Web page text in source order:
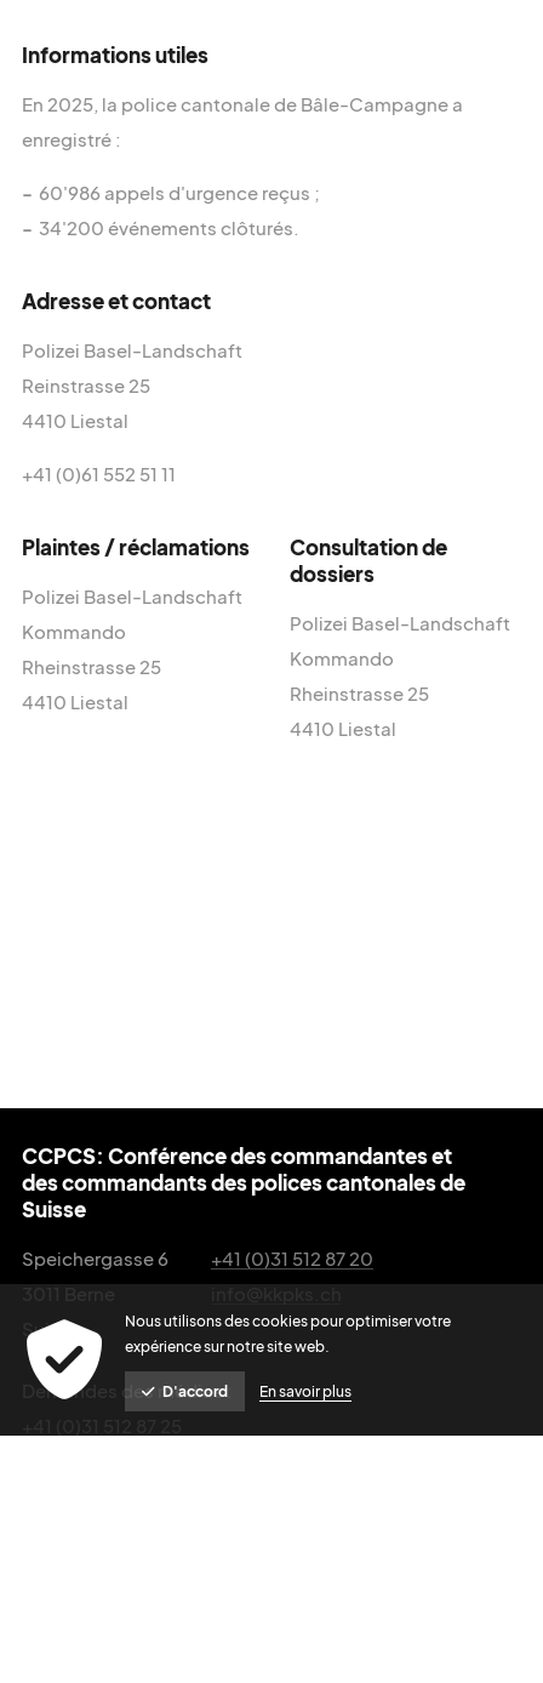
media@kkpks.ch
Informations utiles
En 2025, la police cantonale de Bâle-Campagne a
enregistré :
60'986 appels d'urgence reçus ;
34'200 événements clôturés.
Adresse et contact
Polizei Basel-Landschaft
Reinstrasse 25
4410 Liestal
+41 (0)61 552 51 11
Plaintes / réclamations
Polizei Basel-Landschaft
Kommando
Rheinstrasse 25
4410 Liestal
Consultation de
dossiers
Polizei Basel-Landschaft
Kommando
Rheinstrasse 25
4410 Liestal
CCPCS: Conférence des commandantes et
des commandants des polices cantonales de
Suisse
Speichergasse 6
Suisse
+41 (0)31 512 87 20
Demandes des médias :
Nous utilisons des cookies pour optimiser votre
expérience sur notre site web.
D'accord En savoir plus